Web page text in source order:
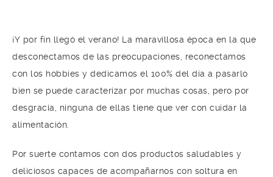
¡Y por fin llegó el verano! La maravillosa época en la que
desconectamos de las preocupaciones, reconectamos
con los hobbies y dedicamos el 100% del día a pasarlo
bien se puede caracterizar por muchas cosas, pero por
desgracia, ninguna de ellas tiene que ver con cuidar la
alimentación.
Por suerte contamos con dos productos saludables y
deliciosos capaces de acompañarnos con soltura en